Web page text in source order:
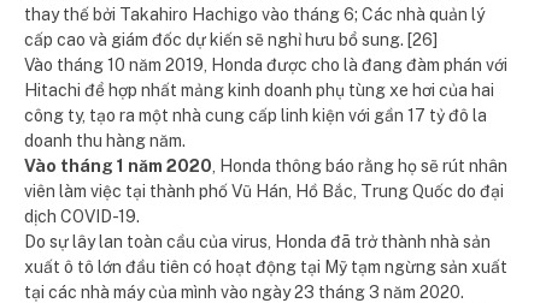
thay thế bởi Takahiro Hachigo vào tháng 6; Các nhà quản lý
cấp cao và giám đốc dự kiến ​​sẽ nghỉ hưu bổ sung. [26]
Vào tháng 10 năm 2019, Honda được cho là đang đàm phán với
Hitachi để hợp nhất mảng kinh doanh phụ tùng xe hơi của hai
công ty, tạo ra một nhà cung cấp linh kiện với gần 17 tỷ đô la
doanh thu hàng năm.
Vào tháng 1 năm 2020 , Honda thông báo rằng họ sẽ rút nhân
viên làm việc tại thành phố Vũ Hán, Hồ Bắc, Trung Quốc do đại
dịch COVID-19.
Do sự lây lan toàn cầu của virus, Honda đã trở thành nhà sản
xuất ô tô lớn đầu tiên có hoạt động tại Mỹ tạm ngừng sản xuất
tại các nhà máy của mình vào ngày 23 tháng 3 năm 2020.